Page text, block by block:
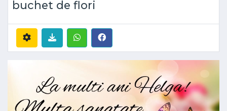
buchet de flori